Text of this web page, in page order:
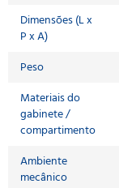
Dimensões (L x
P x A)
Peso
Materiais do
gabinete /
compartimento
Ambiente
mecânico